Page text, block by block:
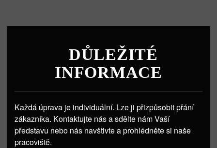
DŮLEŽITÉ
INFORMACE
Každá úprava je individuální. Lze ji přizpůsobit přání
zákazníka. Kontaktujte nás a sdělte nám Vaší
představu nebo nás navštivte a prohlédněte si naše
pracoviště.